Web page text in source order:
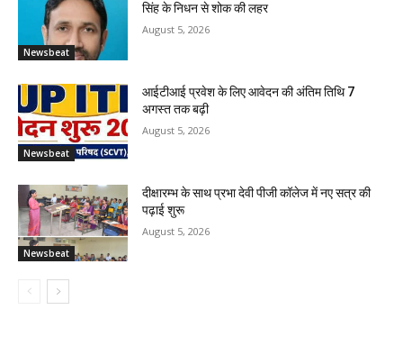
Newsbeat
सिंह के निधन से शोक की लहर
August 5, 2026
Newsbeat
आईटीआई प्रवेश के लिए आवेदन की अंतिम तिथि 7
अगस्त तक बढ़ी
August 5, 2026
Newsbeat
दीक्षारम्भ के साथ प्रभा देवी पीजी कॉलेज में नए सत्र की
पढ़ाई शुरू
August 5, 2026